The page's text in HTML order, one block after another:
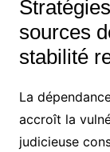
sources
stabilité
La
accroît la
judicieuse